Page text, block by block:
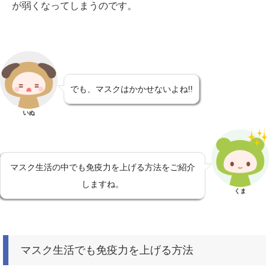
が弱くなってしまうのです。
いぬ
でも、マスクはかかせないよね!!
マスク生活の中でも免疫力を上げる方法をご紹介
しますね。
くま
マスク生活でも免疫力を上げる方法